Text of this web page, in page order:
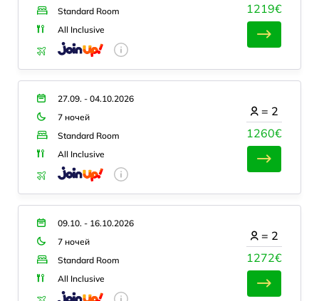
Standard Room
All Inclusive
1219€
27.09. - 04.10.2026
7 ночей
Standard Room
All Inclusive
1260€
= 2
09.10. - 16.10.2026
7 ночей
Standard Room
All Inclusive
1272€
= 2